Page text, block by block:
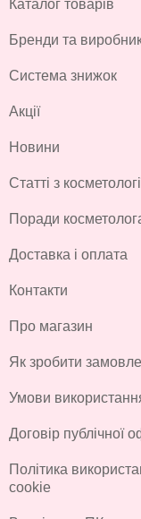
Каталог товарів
Бренди та
Система знижок
Акції
Новини
Статті з
Поради
Доставка і оплата
Контакти
Про магазин
Як зробити
Умови
Договір публічної
Політика
cookie